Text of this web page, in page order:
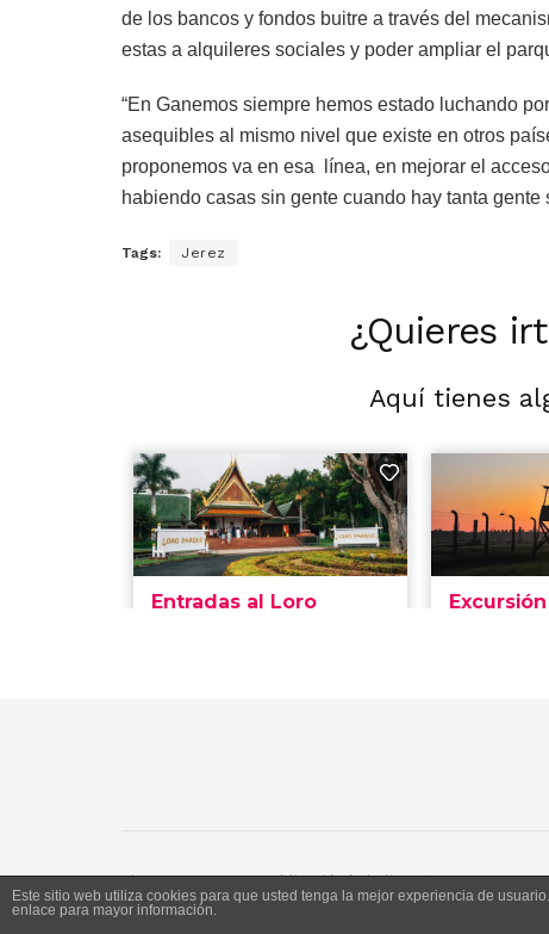
de los bancos y fondos buitre a través del
estas a alquileres sociales y poder ampliar el
“En Ganemos siempre hemos estado luchando
asequibles al mismo nivel que existe en otros
proponemos va en esa línea, en mejorar el
habiendo casas sin gente cuando hay tanta
Tags: Jerez
¿Quieres
Aquí tienes
Siente Jerez 2020. Publicación bajo licencia CC
Este sitio web utiliza cookies para que usted tenga la mejor experiencia de
enlace para mayor información.